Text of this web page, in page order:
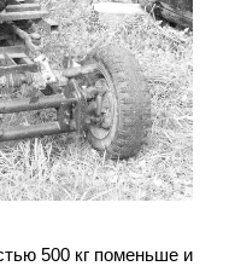
500 кг поменьше и